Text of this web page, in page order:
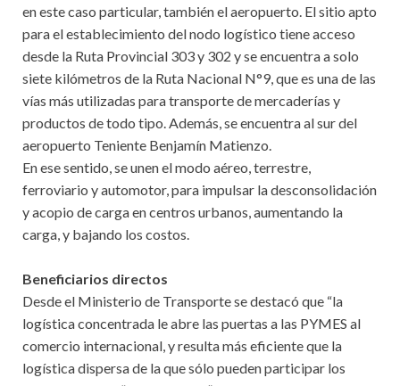
en este caso particular, también el aeropuerto. El sitio apto
para el establecimiento del nodo logístico tiene acceso
desde la Ruta Provincial 303 y 302 y se encuentra a solo
siete kilómetros de la Ruta Nacional N°9, que es una de las
vías más utilizadas para transporte de mercaderías y
productos de todo tipo. Además, se encuentra al sur del
aeropuerto Teniente Benjamín Matienzo.
En ese sentido, se unen el modo aéreo, terrestre,
ferroviario y automotor, para impulsar la desconsolidación
y acopio de carga en centros urbanos, aumentando la
carga, y bajando los costos.
Beneficiarios directos
Desde el Ministerio de Transporte se destacó que “la
logística concentrada le abre las puertas a las PYMES al
comercio internacional, y resulta más eficiente que la
logística dispersa de la que sólo pueden participar los